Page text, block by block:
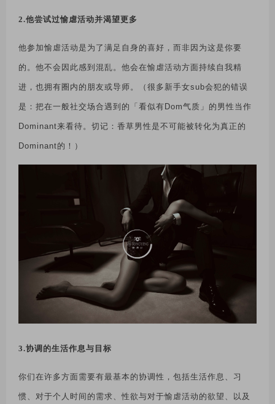
2.他尝试过愉虐活动并渴望更多
他参加愉虐活动是为了满足自身的喜好，而非因为这是你要
的。他不会因此感到混乱。他会在愉虐活动方面持续自我精
进，也拥有圈内的朋友或导师。（很多新手女sub会犯的错误
是：把在一般社交场合遇到的「看似有 Dom气质」的男性当作
Dominant来看待。切记：香草男性是不可能被转化为真正的
Dominant的！）
3.协调的生活作息与目标
你们在许多方面需要有最基本的协调性，包括生活作息、习
惯、对于个人时间的需求、性欲与对于愉虐活动的欲望、以及